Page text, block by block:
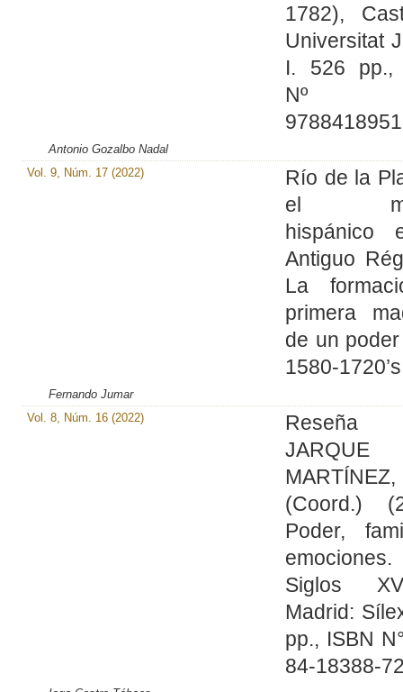
1782),
Universitat
I. 526 pp.,
Nº
Antonio Gozalbo Nadal
Vol. 9, Núm. 17 (2022)
Río de la
el
hispánico
Antiguo
La
primera
de un
1580-1720’s
Fernando Jumar
Vol. 8, Núm. 16 (2022)
JARQUE
(Coord.)
Poder,
emociones.
Siglos
Madrid:
pp., ISBN
84-18388-